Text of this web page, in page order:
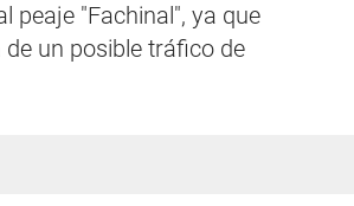
peaje "Fachinal", ya que
un posible tráfico de